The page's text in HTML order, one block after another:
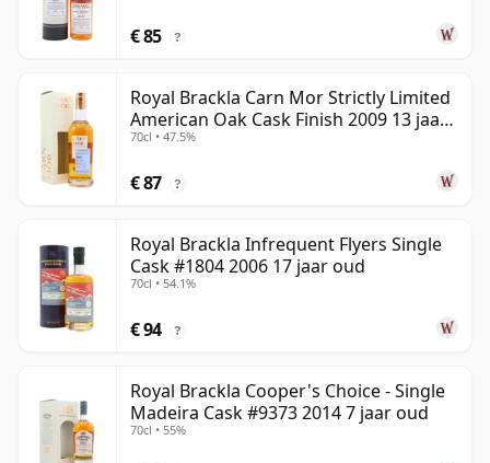
€ 85 ?
Royal Brackla Carn Mor Strictly Limited
American Oak Cask Finish 2009 13 jaar
oud
70cl • 47.5%
€ 87 ?
Royal Brackla Infrequent Flyers Single
Cask #1804 2006 17 jaar oud
70cl • 54.1%
€ 94 ?
Royal Brackla Cooper's Choice - Single
Madeira Cask #9373 2014 7 jaar oud
70cl • 55%